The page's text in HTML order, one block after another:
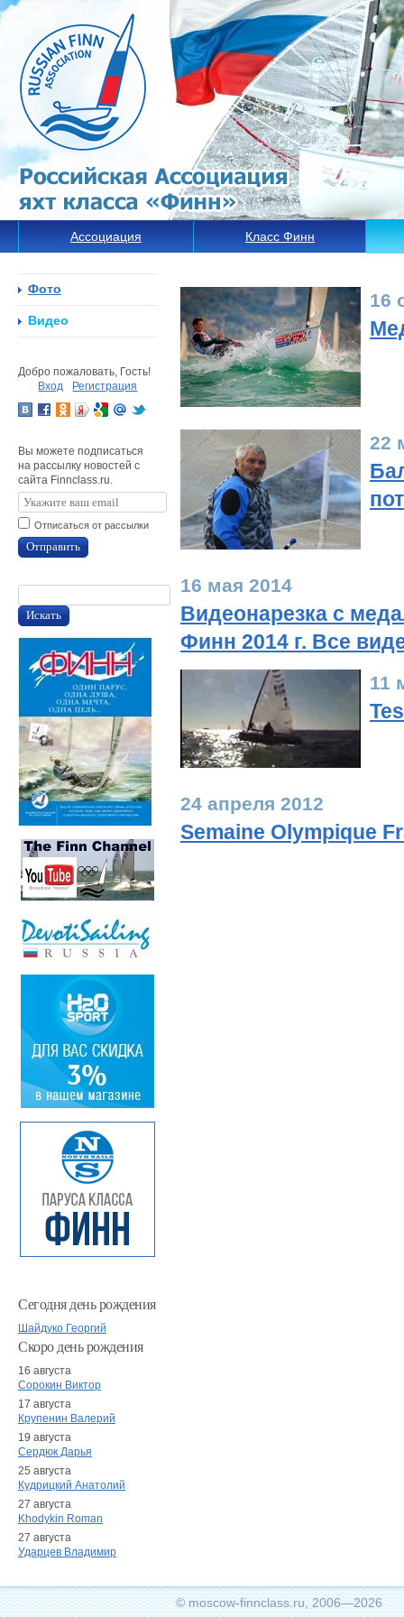
Ассоциация Класс Финн
16
22
16 мая 2014
Видеонарезка с
Финн 2014 г. Все
11
24 апреля 2012
Semaine Olympique
Фото
Видео
Добро пожаловать, Гость!
Вход
Регистрация
Вы можете подписаться
на рассылку новостей с
сайта Finnclass.ru.
Отписаться от рассылки
Отправить
Искать
Сегодня день рождения
Шайдуко Георгий
Скоро день рождения
16 августа
Сорокин Виктор
17 августа
Крупенин Валерий
19 августа
Сердюк Дарья
25 августа
Кудрицкий Анатолий
27 августа
Khodykin Roman
27 августа
Ударцев Владимир
© moscow-finnclass.ru, 2006—2026